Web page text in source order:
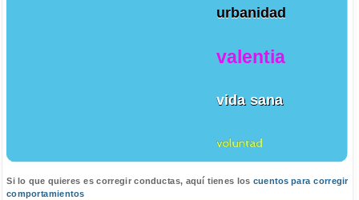
urbanidad
valentia
vida sana
voluntad
Si lo que quieres es corregir conductas, aquí tienes los cuentos para corregir
comportamientos